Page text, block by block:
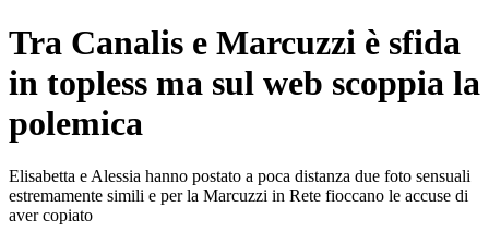
Tra Canalis e Marcuzzi è sfida
in topless ma sul web scoppia la
polemica
Elisabetta e Alessia hanno postato a poca distanza due foto sensuali
estremamente simili e per la Marcuzzi in Rete fioccano le accuse di
aver copiato